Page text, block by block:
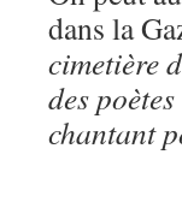
dans la
cimetière
des
chantant